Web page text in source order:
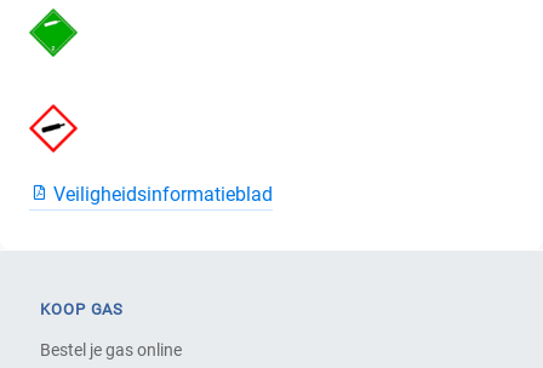
Veiligheidsinformatieblad
KOOP GAS
Bestel je gas online